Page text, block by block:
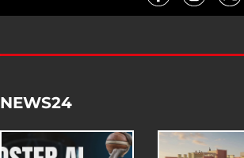
NEWS24